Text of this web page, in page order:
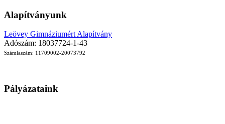
Alapítványunk
Leövey Gimnáziumért Alapítvány
Adószám: 18037724-1-43
Számlaszám: 11709002-20073792
Pályázataink